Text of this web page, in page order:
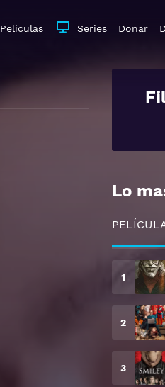
Peliculas Series Donar
Lo